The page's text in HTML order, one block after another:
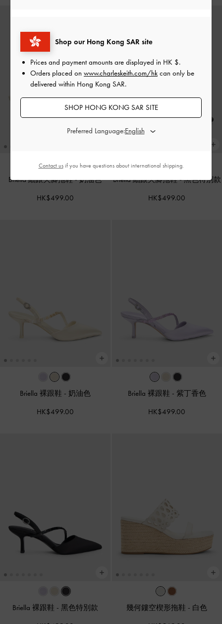
Briella 細跟夾腳拖鞋-奶油色
HK$499.00
Briella 細跟夾腳拖鞋-黑色特別款
HK$499.00
Briella 裸跟鞋 - 奶油色
HK$499.00
Briella 裸跟鞋 - 紫丁香色
HK$499.00
Briella 裸跟鞋 - 黑色特別款 幾何鏤空楔形拖鞋 - 白色
Shop our Hong Kong SAR site
Prices and payment amounts are displayed in HK $.
Orders placed on www.charleskeith.com/hk can only be
delivered within Hong Kong SAR.
SHOP HONG KONG SAR SITE
Preferred Language:
Contact usif you have questions about international shipping.